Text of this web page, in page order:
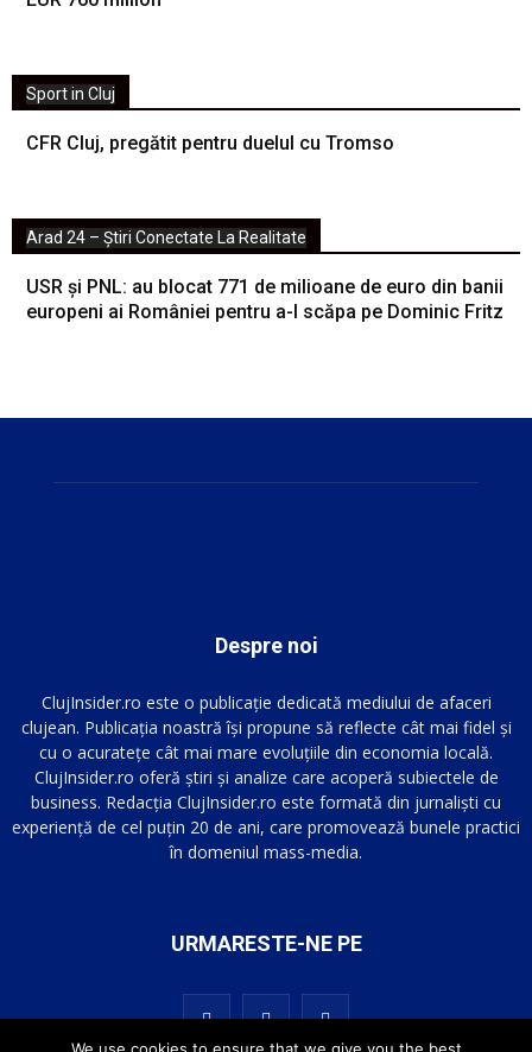
Sport in Cluj
CFR Cluj, pregătit pentru duelul cu Tromso
Arad 24 – Știri Conectate La Realitate
USR și PNL: au blocat 771 de milioane de euro din banii
europeni ai României pentru a-l scăpa pe Dominic Fritz
Despre noi
ClujInsider.ro este o publicație dedicată mediului de afaceri
clujean. Publicația noastră își propune să reflecte cât mai fidel și
cu o acuratețe cât mai mare evoluțiile din economia locală.
ClujInsider.ro oferă știri și analize care acoperă subiectele de
business. Redacția ClujInsider.ro este formată din jurnaliști cu
experiență de cel puțin 20 de ani, care promovează bunele practici
în domeniul mass-media.
URMARESTE-NE PE